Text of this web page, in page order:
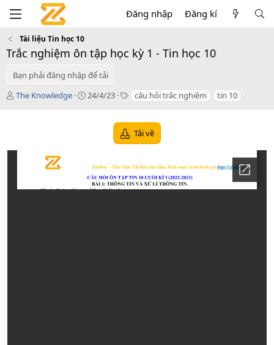
Đăng nhập Đăng kí
Tài liệu Tin học 10
Trắc nghiệm ôn tập học kỳ 1 - Tin học 10
Bạn phải đăng nhập để tải
T
ả
The Knowledge
C
d
24/4/23
T câu hỏi trắc nghiệm tin 10
Tải về